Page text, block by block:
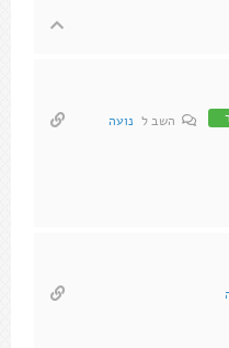
השב ל נועה